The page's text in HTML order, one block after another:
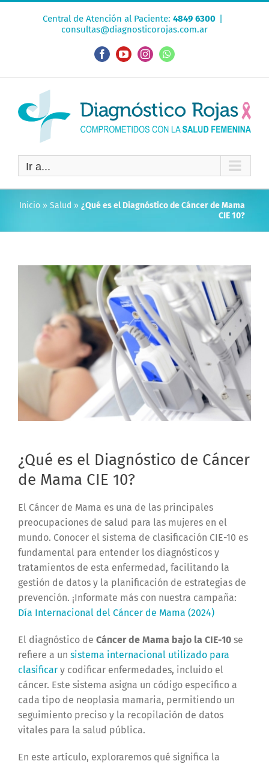
Central de Atención al Paciente: 4849 6300 |
consultas@diagnosticorojas.com.ar
FacebookYouTubeInstagramWhatsApp
Ir a...
Inicio » Salud » ¿Qué es el Diagnóstico de Cáncer de Mama
CIE 10?
¿Qué es el Diagnóstico de Cáncer
de Mama CIE 10?
El Cáncer de Mama es una de las principales
preocupaciones de salud para las mujeres en el
mundo. Conocer el sistema de clasificación CIE-10 es
fundamental para entender los diagnósticos y
tratamientos de esta enfermedad, facilitando la
gestión de datos y la planificación de estrategias de
prevención. ¡Informate más con nuestra campaña:
Día Internacional del Cáncer de Mama (2024)
El diagnóstico de Cáncer de Mama bajo la CIE-10se
refiere a un sistema internacional utilizado para
clasificary codificar enfermedades, incluido el
cáncer. Este sistema asigna un código específico a
cada tipo de neoplasia mamaria, permitiendo un
seguimiento preciso y la recopilación de datos
vitales para la salud pública.
En este artículo, exploraremos qué significa la